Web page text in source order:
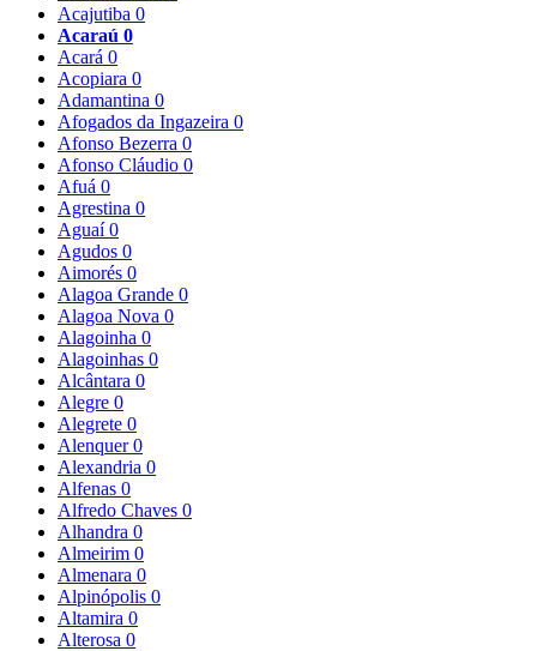
Acajutiba 0
Acaraú 0
Acará 0
Acopiara 0
Adamantina 0
Afogados da Ingazeira 0
Afonso Bezerra 0
Afonso Cláudio 0
Afuá 0
Agrestina 0
Aguaí0
Agudos 0
Aimorés 0
Alagoa Grande 0
Alagoa Nova 0
Alagoinha 0
Alagoinhas 0
Alcântara 0
Alegre 0
Alegrete 0
Alenquer0
Alexandria 0
Alfenas 0
Alfredo Chaves 0
Alhandra 0
Almeirim 0
Almenara 0
Alpinópolis 0
Altamira 0
Alterosa 0